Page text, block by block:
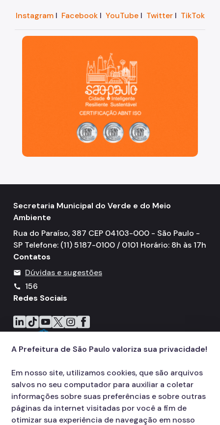
InstagramI FacebookI YouTubeI TwitterI TikTok
São Paulo, cidade inteligente, resiliente e sustentável
Secretaria Municipal do Verde e do Meio
Ambiente
Rua do Paraíso, 387 CEP 04103-000 - São Paulo -
SP Telefone: (11) 5187-0100 / 0101 Horário: 8h às 17h
Contatos
mail Dúvidas e sugestões
call
156
Redes Sociais
Icone do LinkedIn
Icone do TikTok
Icone do YouTube
Icone do X
Icone do Instagram
Icone do Facebook
A Prefeitura de São Paulo valoriza sua privacidade!
Em nosso site, utilizamos cookies, que são arquivos
salvos no seu computador para auxiliar a coletar
informações sobre suas preferências e sobre outras
páginas da internet visitadas por você a fim de
otimizar sua experiência de navegação em nosso